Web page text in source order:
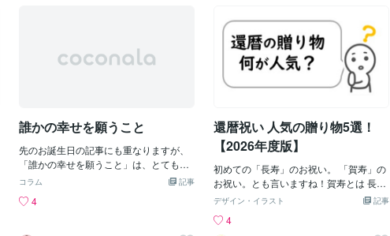
たの大切な一瞬を、世界にひとつのアー
トにしてみませんか？⸻▶︎ ご依頼・
道。それはきっと、私の人生の中で、い
ちばん美しい一本道で
たりギフトとしても、大変ご好評いただ
いています。⸻▶︎ モザイクアートの
詳細・ご依頼はこちら⸻おわりに時
間は戻せないけれど、思い出は「かた
ち」にすることで、何度でもよみがえり
ます。もし、あなたのスマホの中にも
——ぜひ、その写真をアートにしません
か？
誰かの幸せを願うこと
先のお誕生日の記事にも重なりますが、
「誰かの幸せを願うこと」は、とても幸
せなことです。直接何か出来なくても、
れることに心からありがとうございます
記事
コラム
4
還暦祝い 人気の贈り物5選！
【2026年度版】
初めての「長寿」のお祝い。 「賀寿」の
お祝い。とも言いますね！賀寿とは 長寿
祝いの総称の事です。 本人の心の残るお
贈り物が人気なの？ 誕生日の贈り物とは
記事
デザイン・イラスト
4